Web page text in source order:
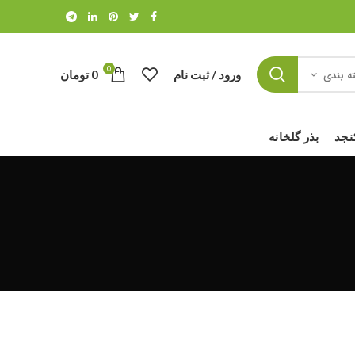
بندی ورود / ثبت نام 0
0 تومان
بذر گلخانه